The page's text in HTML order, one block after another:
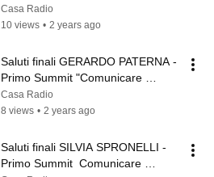
l'abitare"
Casa Radio
10 views • 2 years ago
Saluti finali GERARDO PATERNA -
Primo Summit "Comunicare
l'abitare"
Casa Radio
8 views • 2 years ago
Saluti finali SILVIA SPRONELLI -
Primo Summit  Comunicare